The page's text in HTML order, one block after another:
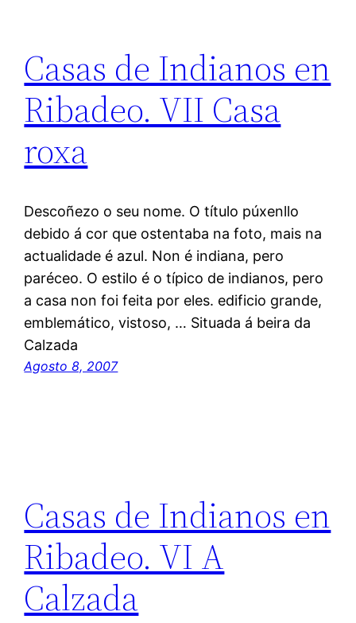
Casas de Indianos en
Ribadeo. VII Casa
roxa
Descoñezo o seu nome. O título púxenllo
debido á cor que ostentaba na foto, mais na
actualidade é azul. Non é indiana, pero
paréceo. O estilo é o típico de indianos, pero
a casa non foi feita por eles. edificio grande,
emblemático, vistoso, … Situada á beira da
Calzada
Agosto 8, 2007
Casas de Indianos en
Ribadeo. VI A
Calzada